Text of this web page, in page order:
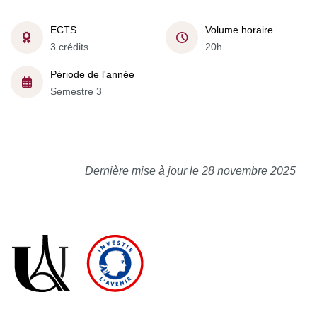
ECTS
3 crédits
Volume horaire
20h
Période de l'année
Semestre 3
Dernière mise à jour le 28 novembre 2025